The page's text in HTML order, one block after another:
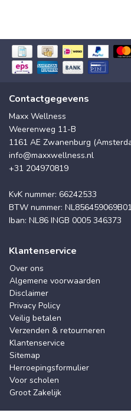
Contactgegevens
Maxx Wellness
Weerenweg 11-B
1161 AE Zwanenburg
info@maxxwellness.nl
+31 204970819
KvK nummer: 66242533
BTW nummer: NL856459069B01
Iban: NL86 INGB 0005 346373
Klantenservice
Over ons
Algemene voorwaarden
Disclaimer
Privacy Policy
Veilig betalen
Verzenden & retourneren
Klantenservice
Sitemap
Herroepingsformulier
Voor scholen
Groot Zakelijk